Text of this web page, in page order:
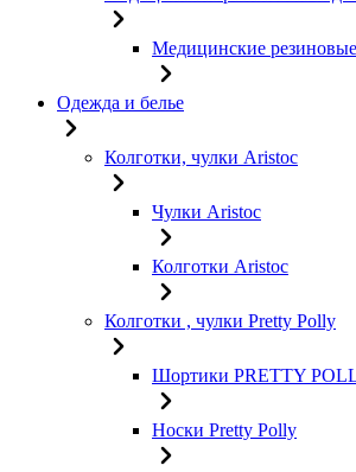
Медицинские
Одежда и белье
Колготки, чулки Aristoc
Чулки Aristoc
Колготки Aristoc
Колготки , чулки Pretty Polly
Шортики PRETTY
Носки Pretty Polly